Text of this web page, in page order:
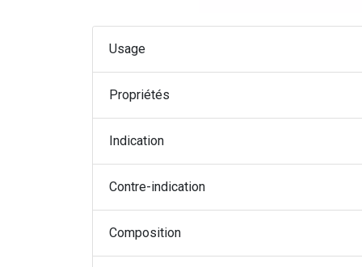
Usage
Propriétés
Indication
Contre-indication
Composition